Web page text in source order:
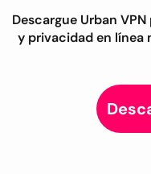
Descargue Urban
y privacidad en línea